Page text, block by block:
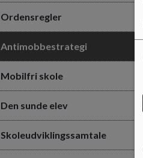
Ordensregler
Antimobbestrategi
Mobilfri skole
Den sunde elev
Skoleudviklingssamtale